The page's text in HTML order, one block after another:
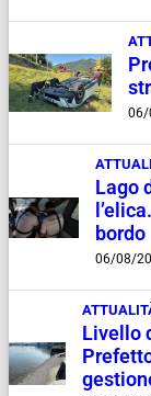
06/
Lago
bordo
06/08/
Livello